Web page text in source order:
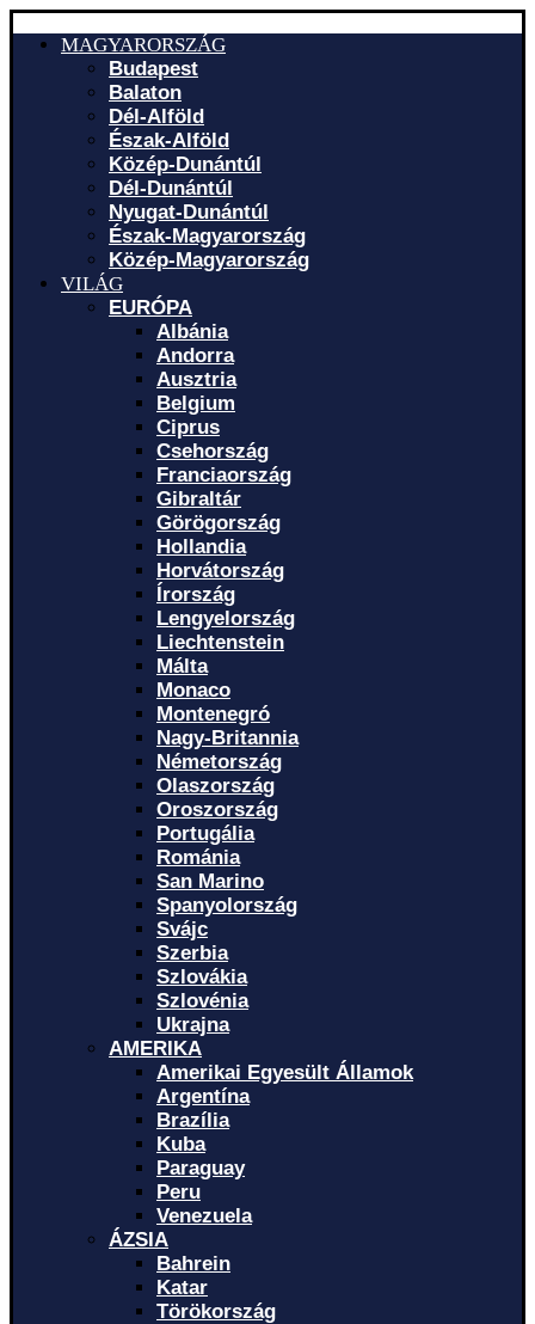
MAGYARORSZÁG
Budapest
Balaton
Dél-Alföld
Észak-Alföld
Közép-Dunántúl
Dél-Dunántúl
Nyugat-Dunántúl
Észak-Magyarország
Közép-Magyarország
VILÁG
EURÓPA
Albánia
Andorra
Ausztria
Belgium
Ciprus
Csehország
Franciaország
Gibraltár
Görögország
Hollandia
Horvátország
Írország
Lengyelország
Liechtenstein
Málta
Monaco
Montenegró
Nagy-Britannia
Németország
Olaszország
Oroszország
Portugália
Románia
San Marino
Spanyolország
Svájc
Szerbia
Szlovákia
Szlovénia
Ukrajna
AMERIKA
Amerikai Egyesült Államok
Argentína
Brazília
Kuba
Paraguay
Peru
Venezuela
ÁZSIA
Bahrein
Katar
Törökország